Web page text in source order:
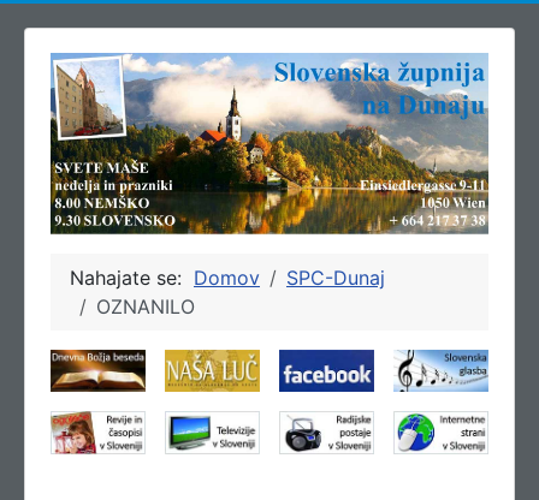
Nahajate se: Domov
SPC-Dunaj
OZNANILO